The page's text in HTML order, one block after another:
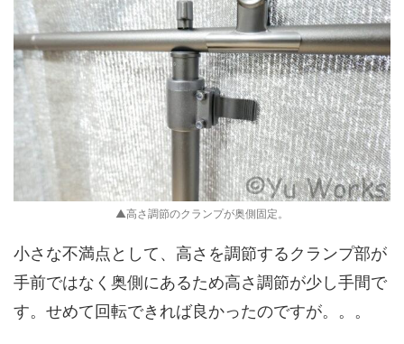
▲高さ調節のクランプが奥側固定。
小さな不満点として、高さを調節するクランプ部が
手前ではなく奥側にあるため高さ調節が少し手間で
す。せめて回転できれば良かったのですが。。。